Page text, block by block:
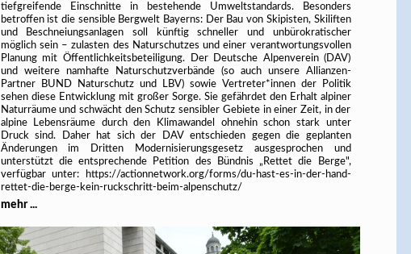
tiefgreifende Einschnitte in bestehende Umweltstandards. Besonders
betroffen ist die sensible Bergwelt Bayerns: Der Bau von Skipisten, Skiliften
und Beschneiungsanlagen soll künftig schneller und unbürokratischer
möglich sein – zulasten des Naturschutzes und einer verantwortungsvollen
Planung mit Öffentlichkeitsbeteiligung. Der Deutsche Alpenverein (DAV)
und weitere namhafte Naturschutzverbände (so auch unsere Allianzen-
Partner BUND Naturschutz und LBV) sowie Vertreter*innen der Politik
sehen diese Entwicklung mit großer Sorge. Sie gefährdet den Erhalt alpiner
Naturräume und schwächt den Schutz sensibler Gebiete in einer Zeit, in der
alpine Lebensräume durch den Klimawandel ohnehin schon stark unter
Druck sind. Daher hat sich der DAV entschieden gegen die geplanten
Änderungen im Dritten Modernisierungsgesetz ausgesprochen und
unterstützt die entsprechende Petition des Bündnis „Rettet die Berge",
verfügbar unter: https://actionnetwork.org/forms/du-hast-es-in-der-hand-
rettet-die-berge-kein-ruckschritt-beim-alpenschutz/
mehr ...